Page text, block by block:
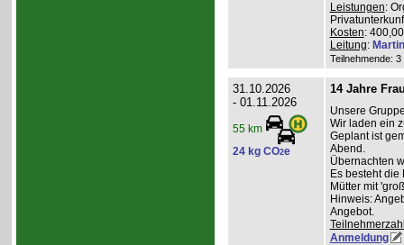
Leistungen:
Kosten:
Leitung:
Teilnehmende:
31.10.2026
- 01.11.2026
55 km
24 kg CO2e
14 Jahre
Unsere
Wir laden ein
Geplant ist
Abend.
Übernachten
Es besteht
Mütter mit
Hinweis:
Angebot.
Anmeldung